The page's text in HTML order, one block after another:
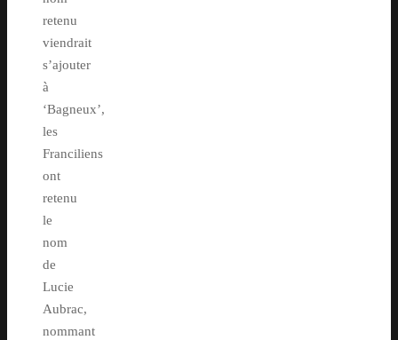
retenu
viendrait
s’ajouter
à
‘Bagneux’,
les
Franciliens
ont
retenu
le
nom
de
Lucie
Aubrac,
nommant